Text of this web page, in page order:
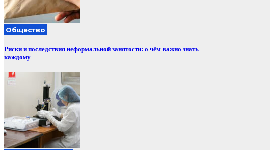
Общество
Риски и последствия неформальной занятости: о чём важно знать
каждому